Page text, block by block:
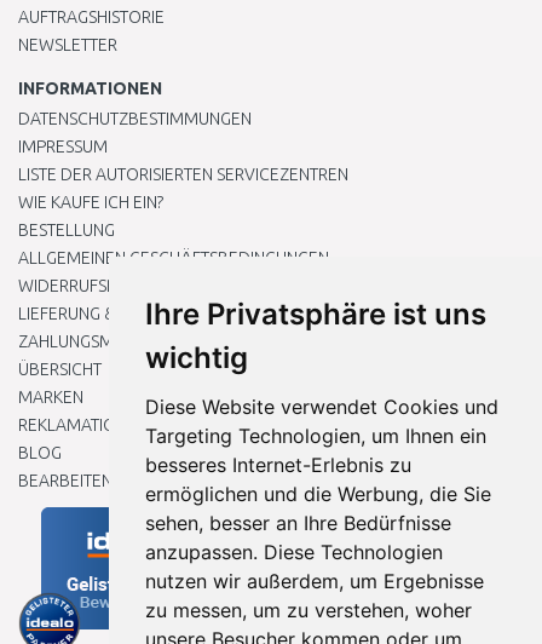
Ihre Privatsphäre ist uns
wichtig
Diese Website verwendet Cookies und
Targeting Technologien, um Ihnen ein
besseres Internet-Erlebnis zu
ermöglichen und die Werbung, die Sie
sehen, besser an Ihre Bedürfnisse
anzupassen. Diese Technologien
nutzen wir außerdem, um Ergebnisse
zu messen, um zu verstehen, woher
unsere Besucher kommen oder um
AUFTRAGSHISTORIE
NEWSLETTER
INFORMATIONEN
DATENSCHUTZBESTIMMUNGEN
IMPRESSUM
LISTE DER AUTORISIERTEN SERVICEZENTREN
WIE KAUFE ICH EIN?
BESTELLUNG
ALLGEMEINEN GESCHÄFTSBEDINGUNGEN
WIDERRUFSRECHT
LIEFERUNG & ZAHLUNG
ZAHLUNGSMETHODEN
ÜBERSICHT
MARKEN
REKLAMATIONEN UND RETOUREN
BLOG
BEARBEITEN SIE MEINE COOKIE-EINSTELLUNGEN